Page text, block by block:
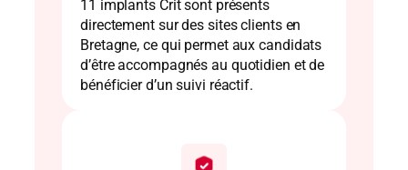
11 implants Crit sont présents
directement sur des sites clients en
Bretagne, ce qui permet aux candidats
d’être accompagnés au quotidien et de
bénéficier d’un suivi réactif.